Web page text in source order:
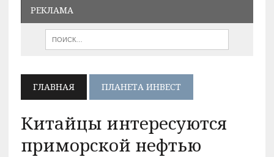
РЕКЛАМА
ГЛАВНАЯ ПЛАНЕТА ИНВЕСТ
Китайцы интересуются
приморской нефтью